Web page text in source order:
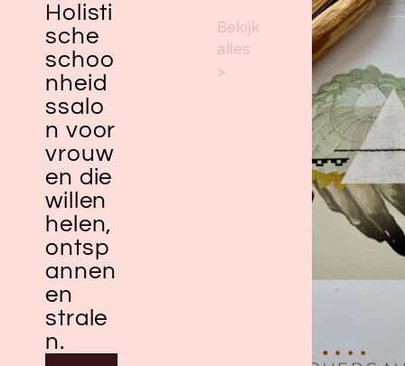
Holisti
sche
schoo
nheid
ssalo
n voor
vrouw
en die
willen
helen,
ontsp
annen
en
strale
n.